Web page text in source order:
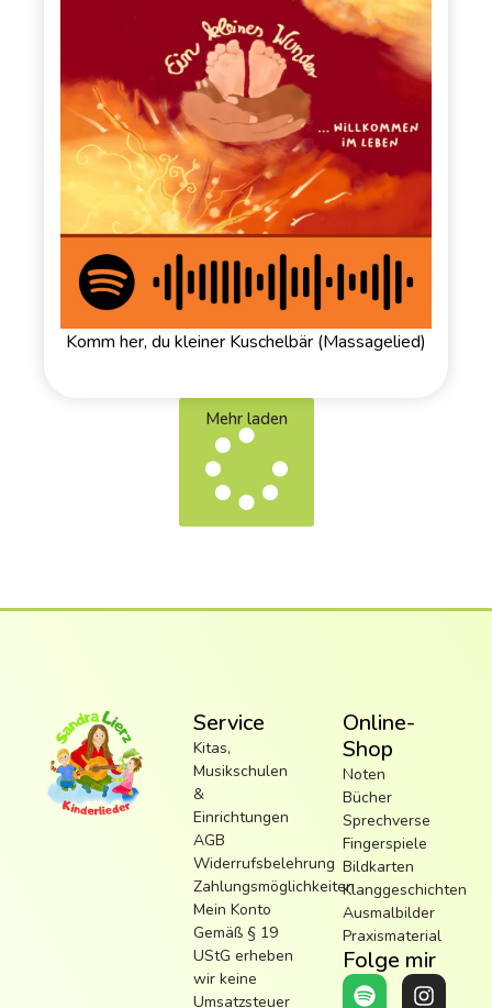
Komm her, du kleiner Kuschelbär (Massagelied)
Mehr laden
Service
Kitas,
Musikschulen
&
Einrichtungen
AGB
Widerrufsbelehrung
Zahlungsmöglichkeiten
Mein Konto
Gemäß § 19
UStG erheben
wir keine
Umsatzsteuer
Online-
Shop
Noten
Bücher
Sprechverse
Fingerspiele
Bildkarten
Klanggeschichten
Ausmalbilder
Praxismaterial
Folge mir